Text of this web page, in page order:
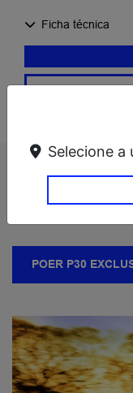
Ficha técnica
POER P30
Selecione a